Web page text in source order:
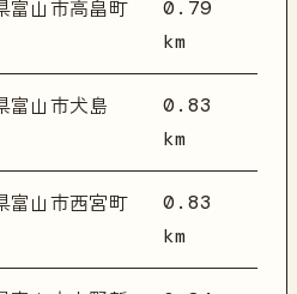
富山市高畠町
0.79
km
富山市犬島
0.83
km
富山市西宮町
0.83
km